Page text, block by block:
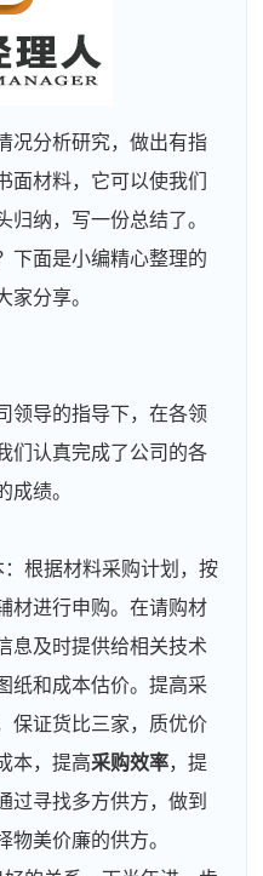
况分析研究，做出有指
面材料，它可以使我们
归纳，写一份总结了。
下面是小编精心整理的
大家分享。
领导的指导下，在各领
们认真完成了公司的各
的成绩。
根据材料采购计划，按
材进行申购。在请购材
息及时提供给相关技术
纸和成本估价。提高采
保证货比三家，质优价
本，提高采购效率，提
过寻找多方供方，做到
择物美价廉的供方。